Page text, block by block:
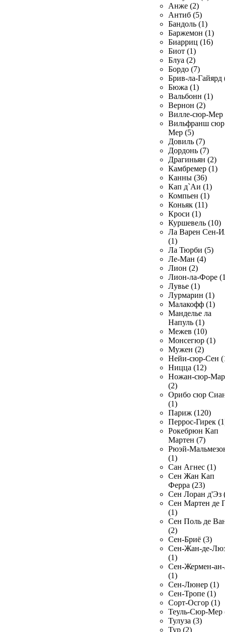
Анже (2)
Антиб (5)
Бандоль (1)
Баржемон (1)
Биарриц (16)
Биот (1)
Блуа (2)
Бордо (7)
Брив-ла-Гайярд
Бюжа (1)
Вальбонн (1)
Вернон (2)
Вилле-сюр-Мер
Вильфранш сюр
Мер (5)
Довиль (7)
Дордонь (7)
Драгиньян (2)
Камбремер (1)
Канны (36)
Кап д`Аи (1)
Компьен (1)
Коньяк (11)
Кроси (1)
Куршевель (10)
Ла Варен Сен-
(1)
Ла Тюрби (5)
Ле-Ман (4)
Лион (2)
Лион-ла-Форе
Лувье (1)
Лурмарин (1)
Малакофф (1)
Манделье ла
Напуль (1)
Межев (10)
Монсегюр (1)
Мужен (2)
Нейи-сюр-Сен
Ницца (12)
Ножан-сюр-
(2)
Орибо сюр
(1)
Париж (120)
Перрос-Гирек
Рокебрюн Кап
Мартен (7)
Рюэй-
(1)
Сан Агнес (1)
Сен Жан Кап
Ферра (23)
Сен Лоран д'Эз
Сен Мартен де
(1)
Сен Поль де
(2)
Сен-Бриё (3)
Сен-Жан-де-
(1)
Сен-Жермен-
(1)
Сен-Люнер (1)
Сен-Тропе (1)
Сорт-Осгор (1)
Теуль-Сюр-Мер
Тулуза (3)
Тур (2)